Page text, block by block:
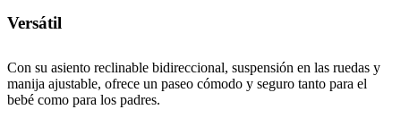
Versátil
Con su asiento reclinable bidireccional, suspensión en las ruedas y
manija ajustable, ofrece un paseo cómodo y seguro tanto para el
bebé como para los padres.